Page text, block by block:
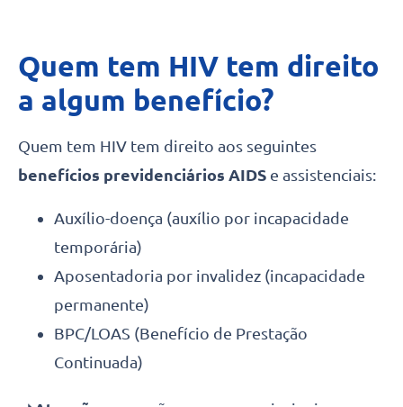
Quem tem HIV tem direito
a algum benefício?
Quem tem HIV tem direito aos seguintes
benefícios previdenciários AIDS e assistenciais:
Auxílio-doença (auxílio por incapacidade
temporária)
Aposentadoria por invalidez (incapacidade
permanente)
BPC/LOAS (Benefício de Prestação
Continuada)